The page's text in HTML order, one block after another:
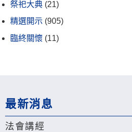
祭祀大典 (21)
精選開示 (905)
臨終關懷 (11)
最新消息
法會講經